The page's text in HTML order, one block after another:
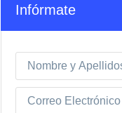
Infórmate